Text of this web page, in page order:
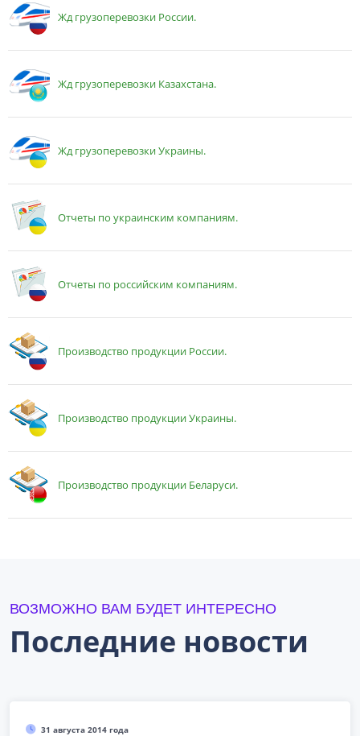
Жд грузоперевозки России.
Жд грузоперевозки Казахстана.
Жд грузоперевозки Украины.
Отчеты по украинским компаниям.
Отчеты по российским компаниям.
Производство продукции России.
Производство продукции Украины.
Производство продукции Беларуси.
ВОЗМОЖНО ВАМ БУДЕТ ИНТЕРЕСНО
Последние новости
31 августа 2014 года